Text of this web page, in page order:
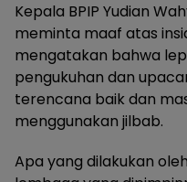
Kepala BPIP Yudian
meminta maaf atas
mengatakan bahwa
pengukuhan dan
terencana baik dan
menggunakan jilbab.
Apa yang dilakukan